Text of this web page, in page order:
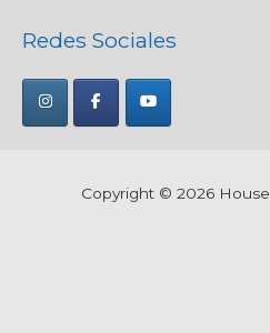
Redes Sociales
Copyright © 2026